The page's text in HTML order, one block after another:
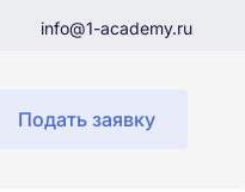
info@1-academy.ru
Подать заявку